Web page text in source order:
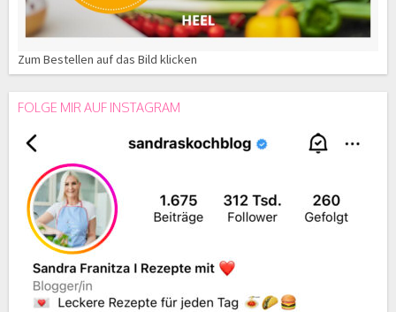
Zum Bestellen auf das Bild klicken
FOLGE MIR AUF INSTAGRAM